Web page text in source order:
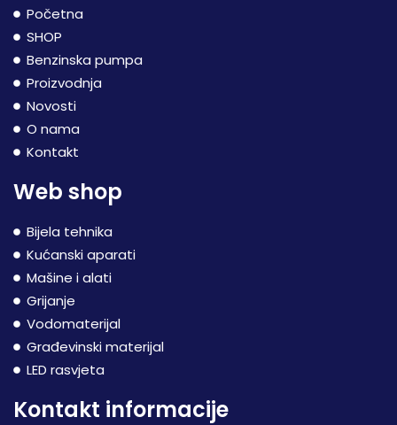
Početna
SHOP
Benzinska pumpa
Proizvodnja
Novosti
O nama
Kontakt
Web shop
Bijela tehnika
Kućanski aparati
Mašine i alati
Grijanje
Vodomaterijal
Građevinski materijal
LED rasvjeta
Kontakt informacije